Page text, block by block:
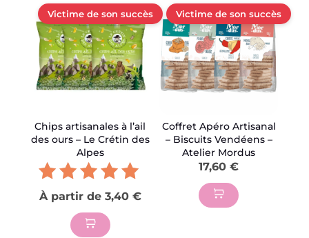
Victime de son succès
Chips artisanales à l’ail
des ours – Le Crétin des
Alpes
Note
5.00
sur 5
À partir de 3,40 €
produit
Victime de son succès
Coffret Apéro Artisanal
– Biscuits Vendéens –
Atelier Mordus
17,60€